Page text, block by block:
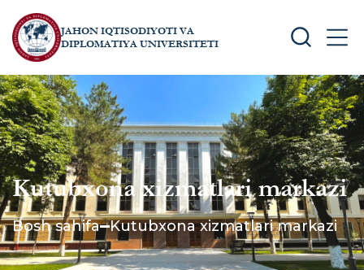
JAHON IQTISODIYOTI VA
DIPLOMATIYA UNIVERSITETI
SEARCH
Kutubxona xizmatlari markazi
Bosh sahifa Kutubxona xizmatlari markazi